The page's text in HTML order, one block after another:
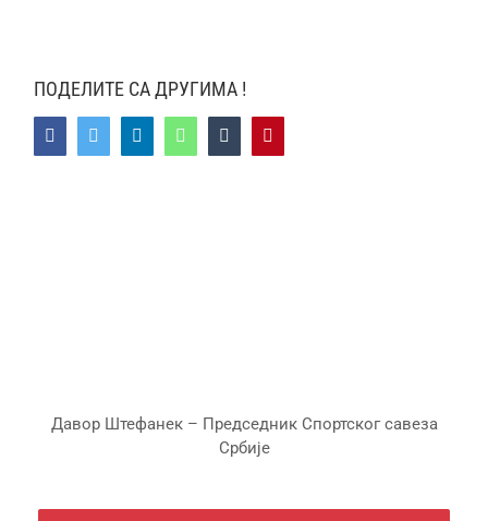
ПОДЕЛИТЕ СА ДРУГИМА !
FacebookTwitter LinkedInWhatsAppTumblr
Давор Штефанек – Председник Спортског савеза
Србије